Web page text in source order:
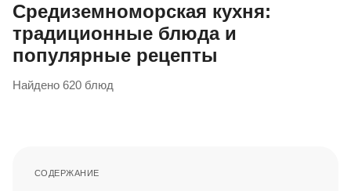
Средиземноморская кухня:
традиционные блюда и
популярные рецепты
Найдено 620 блюд
СОДЕРЖАНИЕ